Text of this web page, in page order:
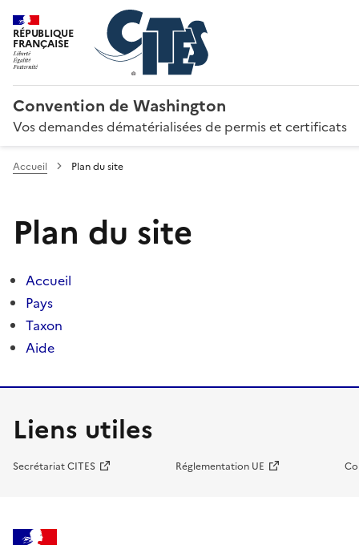
RÉPUBLIQUE
FRANÇAISE
Convention de Washington
Vos demandes dématérialisées de permis et certificats
Accueil Plan du site
Plan du site
Accueil
Pays
Taxon
Aide
Liens utiles
Secrétariat CITES Réglementation UE